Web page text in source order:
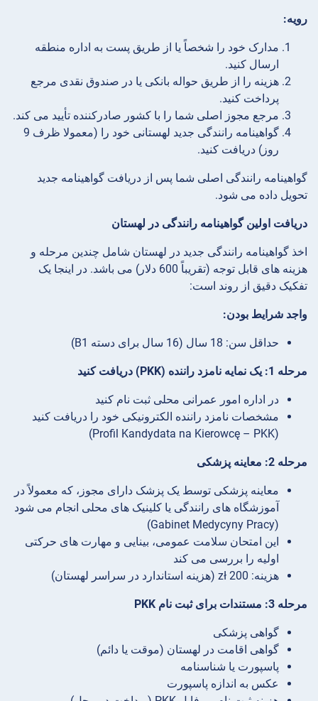
رویه:
مدارک خود را شخصاً یا از طریق پست به اداره منطقه
ارسال کنید.
هزینه را از طریق حواله بانکی یا در صندوق نقدی مرجع
پرداخت کنید.
مرجع مجوز اصلی شما را با کشور صادرکننده تأیید می کند.
گواهینامه رانندگی جدید لهستانی خود را (معمولا ظرف 9
روز) دریافت کنید.
گواهینامه رانندگی اصلی شما پس از دریافت گواهینامه جدید
تحویل داده می شود.
دریافت اولین گواهینامه رانندگی در لهستان
اخذ گواهینامه رانندگی جدید در لهستان شامل چندین مرحله و
هزینه های قابل توجه (تقریباً 600 دلار) می باشد. در اینجا یک
تفکیک دقیق از روند است:
واجد شرایط بودن:
حداقل سن: 18 سال (16 سال برای دسته B1)
مرحله 1: یک نمایه نامزد راننده (PKK) دریافت کنید
در اداره امور عمرانی محلی ثبت نام کنید
مشخصات نامزد راننده الکترونیکی خود را دریافت کنید
(Profil Kandydata na Kierowcę – PKK)
مرحله 2: معاینه پزشکی
معاینه پزشکی توسط یک پزشک دارای مجوز، که معمولاً در
آموزشگاه های رانندگی یا کلینیک های محلی انجام می شود
(Gabinet Medycyny Pracy)
این امتحان سلامت عمومی، بینایی و مهارت های حرکتی
اولیه را بررسی می کند
هزینه: 200 zł (هزینه استاندارد در سراسر لهستان)
مرحله 3: مستندات برای ثبت نام PKK
گواهی پزشکی
گواهی اقامت در لهستان (موقت یا دائم)
پاسپورت یا شناسنامه
عکس به اندازه پاسپورت